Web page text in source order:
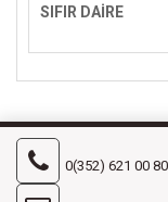
SIFIR DAİRE
0(352) 621 00 80